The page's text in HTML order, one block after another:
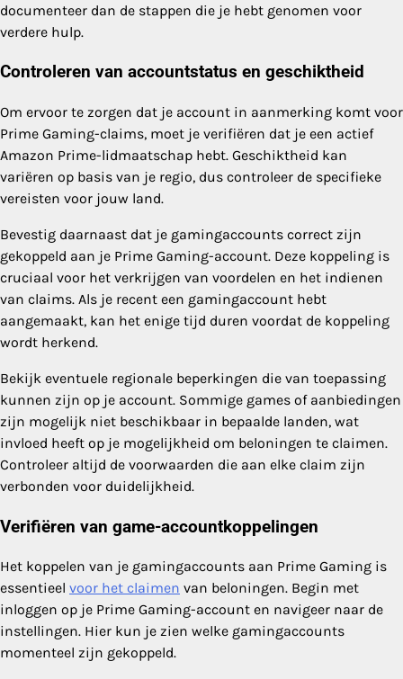
documenteer dan de stappen die je hebt genomen voor
verdere hulp.
Controleren van accountstatus en geschiktheid
Om ervoor te zorgen dat je account in aanmerking komt voor
Prime Gaming-claims, moet je verifiëren dat je een actief
Amazon Prime-lidmaatschap hebt. Geschiktheid kan
variëren op basis van je regio, dus controleer de specifieke
vereisten voor jouw land.
Bevestig daarnaast dat je gamingaccounts correct zijn
gekoppeld aan je Prime Gaming-account. Deze koppeling is
cruciaal voor het verkrijgen van voordelen en het indienen
van claims. Als je recent een gamingaccount hebt
aangemaakt, kan het enige tijd duren voordat de koppeling
wordt herkend.
Bekijk eventuele regionale beperkingen die van toepassing
kunnen zijn op je account. Sommige games of aanbiedingen
zijn mogelijk niet beschikbaar in bepaalde landen, wat
invloed heeft op je mogelijkheid om beloningen te claimen.
Controleer altijd de voorwaarden die aan elke claim zijn
verbonden voor duidelijkheid.
Verifiëren van game-accountkoppelingen
Het koppelen van je gamingaccounts aan Prime Gaming is
essentieel voor het claimen van beloningen. Begin met
inloggen op je Prime Gaming-account en navigeer naar de
instellingen. Hier kun je zien welke gamingaccounts
momenteel zijn gekoppeld.